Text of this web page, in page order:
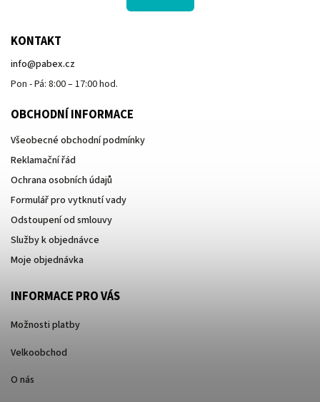
KONTAKT
info@pabex.cz
Pon - Pá: 8:00 – 17:00 hod.
OBCHODNÍ INFORMACE
Všeobecné obchodní podmínky
Reklamační řád
Ochrana osobních údajů
Formulář pro vytknutí vady
Odstoupení od smlouvy
Služby k objednávce
Moje objednávka
INFORMACE PRO VÁS
Možnosti platby
Velkoobchod
O nás